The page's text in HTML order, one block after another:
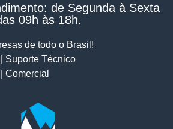
de Segunda à Sexta
09h às 18h.​
de todo o Brasil!
Suporte Técnico
Comercial